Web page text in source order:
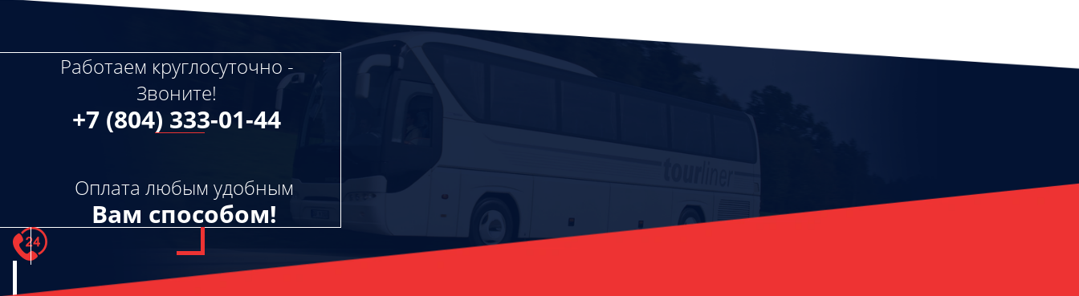
Работаем круглосуточно -
Звоните!
+7 (804) 333-01-44
Оплата любым удобным
Вам способом!